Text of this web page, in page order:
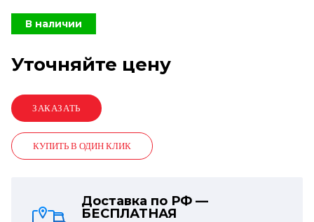
В наличии
Уточняйте цену
КУПИТЬ В ОДИН КЛИК
Доставка по РФ —
БЕСПЛАТНАЯ